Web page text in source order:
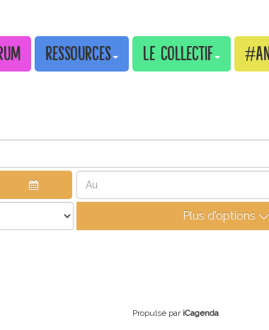
Ressources Le collectif
Plus d'options
Propulsé par iCagenda